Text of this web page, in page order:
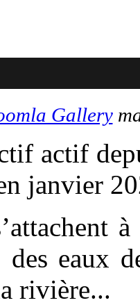
Gallery
actif
janvier
eaux
rivière...